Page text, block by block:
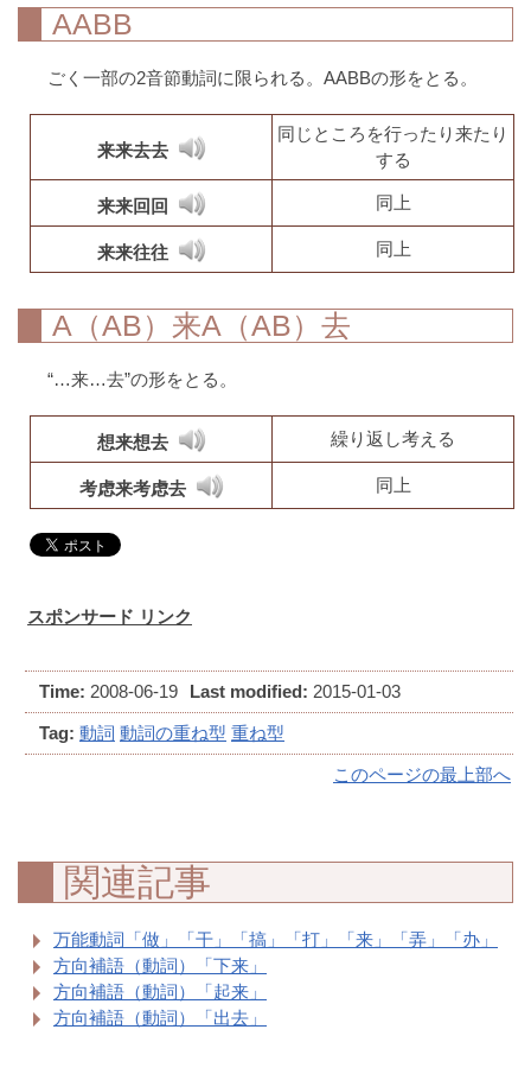
AABB
ごく一部の2音節動詞に限られる。AABBの形をとる。
来来去去
同じところを行ったり来たり
する
来来回回 同上
来来往往 同上
A（AB）来A（AB）去
“…来…去”の形をとる。
想来想去 繰り返し考える
考虑来考虑去 同上
スポンサード リンク
Time: 2008-06-19 Last modified: 2015-01-03
Tag: 動詞 動詞の重ね型 重ね型
このページの最上部へ
関連記事
万能動詞「做」「干」「搞」「打」「来」「弄」「办」
方向補語（動詞）「下来」
方向補語（動詞）「起来」
方向補語（動詞）「出去」